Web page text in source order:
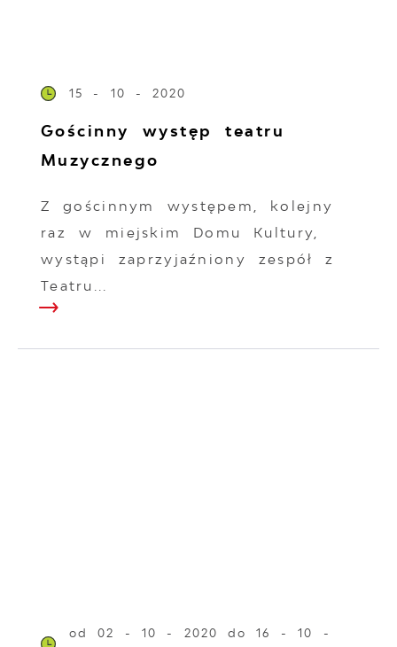
15 - 10 - 2020
Gościnny występ teatru
Muzycznego
Z gościnnym występem, kolejny
raz w miejskim Domu Kultury,
wystąpi zaprzyjaźniony zespół z
Teatru...
od 02 - 10 - 2020
do 16 - 10 -